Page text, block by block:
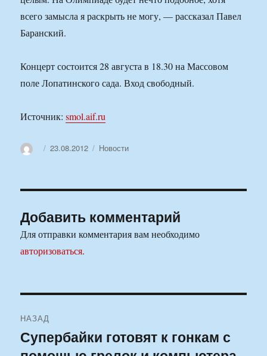
всего замысла я раскрыть не могу, — рассказал Павел
Баранский.
Концерт состоится 28 августа в 18.30 на Массовом
поле Лопатинского сада. Вход свободный.
Источник:smol.aif.ru
АвторОпубликовано
23.08.2012 Рубрики
Новости
Добавить комментарий
Для отправки комментария вам необходимо
авторизоваться.
по
НАЗАД
Предыдущая
запись:
Супербайки готовят к гонкам с